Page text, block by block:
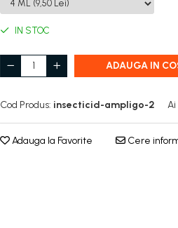
IN STOC
ADAUGA IN
Cod Produs: insecticid-ampligo-2
Adauga la Favorite Cere